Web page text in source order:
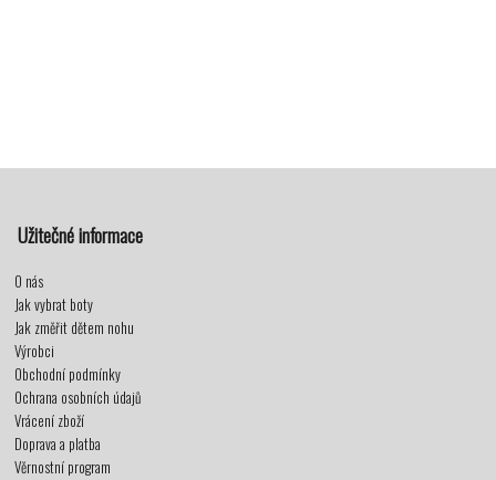
Užitečné informace
O nás
Jak vybrat boty
Jak změřit dětem nohu
Výrobci
Obchodní podmínky
Ochrana osobních údajů
Vrácení zboží
Doprava a platba
Věrnostní program